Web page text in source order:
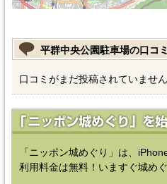
平群中央公園駐車場の口コ
口コミがまだ投稿されていません
「ニッポン城めぐり」は、
利用料金は無料！いますぐ城め